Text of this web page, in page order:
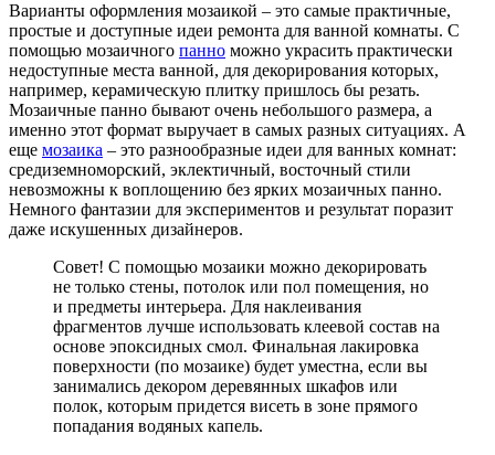
Варианты оформления мозаикой – это самые практичные,
простые и доступные идеи ремонта для ванной комнаты. С
помощью мозаичного панно можно украсить практически
недоступные места ванной, для декорирования которых,
например, керамическую плитку пришлось бы резать.
Мозаичные панно бывают очень небольшого размера, а
именно этот формат выручает в самых разных ситуациях. А
еще мозаика – это разнообразные идеи для ванных комнат:
средиземноморский, эклектичный, восточный стили
невозможны к воплощению без ярких мозаичных панно.
Немного фантазии для экспериментов и результат поразит
даже искушенных дизайнеров.
Совет! С помощью мозаики можно декорировать
не только стены, потолок или пол помещения, но
и предметы интерьера. Для наклеивания
фрагментов лучше использовать клеевой состав на
основе эпоксидных смол. Финальная лакировка
поверхности (по мозаике) будет уместна, если вы
занимались декором деревянных шкафов или
полок, которым придется висеть в зоне прямого
попадания водяных капель.